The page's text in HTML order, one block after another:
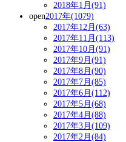
2018年1月(91)
open2017年(1079)
2017年12月(63)
2017年11月(113)
2017年10月(91)
2017年9月(91)
2017年8月(90)
2017年7月(85)
2017年6月(112)
2017年5月(68)
2017年4月(88)
2017年3月(109)
2017年2月(84)